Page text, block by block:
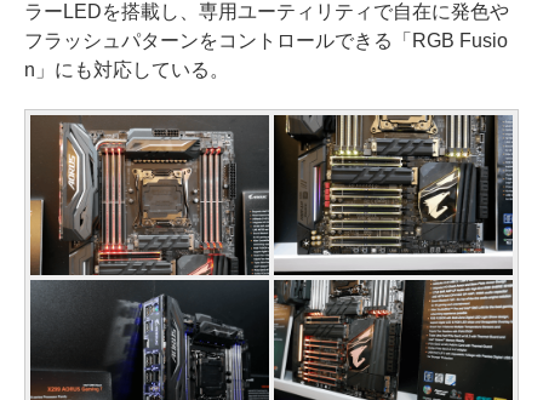
ラーLEDを搭載し、専用ユーティリティで自在に発色や
フラッシュパターンをコントロールできる「RGB Fusio
n」にも対応している。